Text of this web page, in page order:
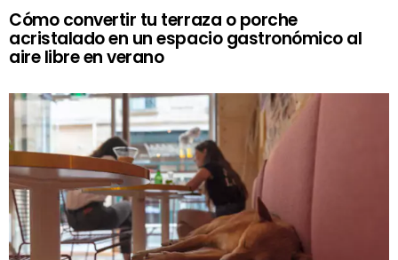
Cómo convertir tu terraza o porche
acristalado en un espacio gastronómico al
aire libre en verano